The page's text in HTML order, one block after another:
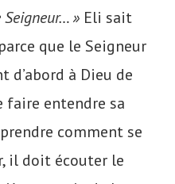
» Eli sait
que le Seigneur
d’abord à Dieu de
faire entendre sa
comment se
il doit écouter le